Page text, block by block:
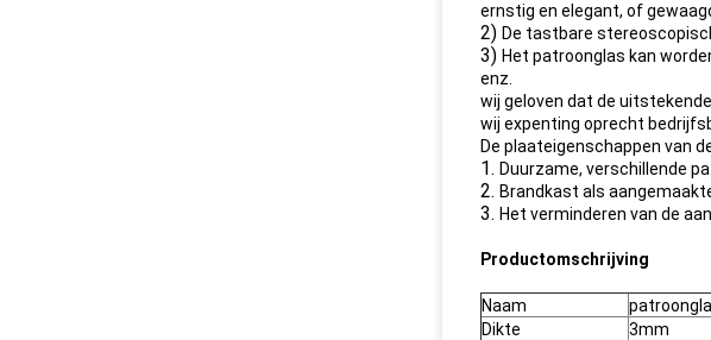
ernstig en elegant, of
2) De tastbare
3) Het patroonglas kan
enz.
wij geloven dat de
wij expenting oprecht
De plaateigenschappen van
1. Duurzame, verschillende
2. Brandkast als
3. Het verminderen van de
Productomschrijving
Naam
Dikte
3mm